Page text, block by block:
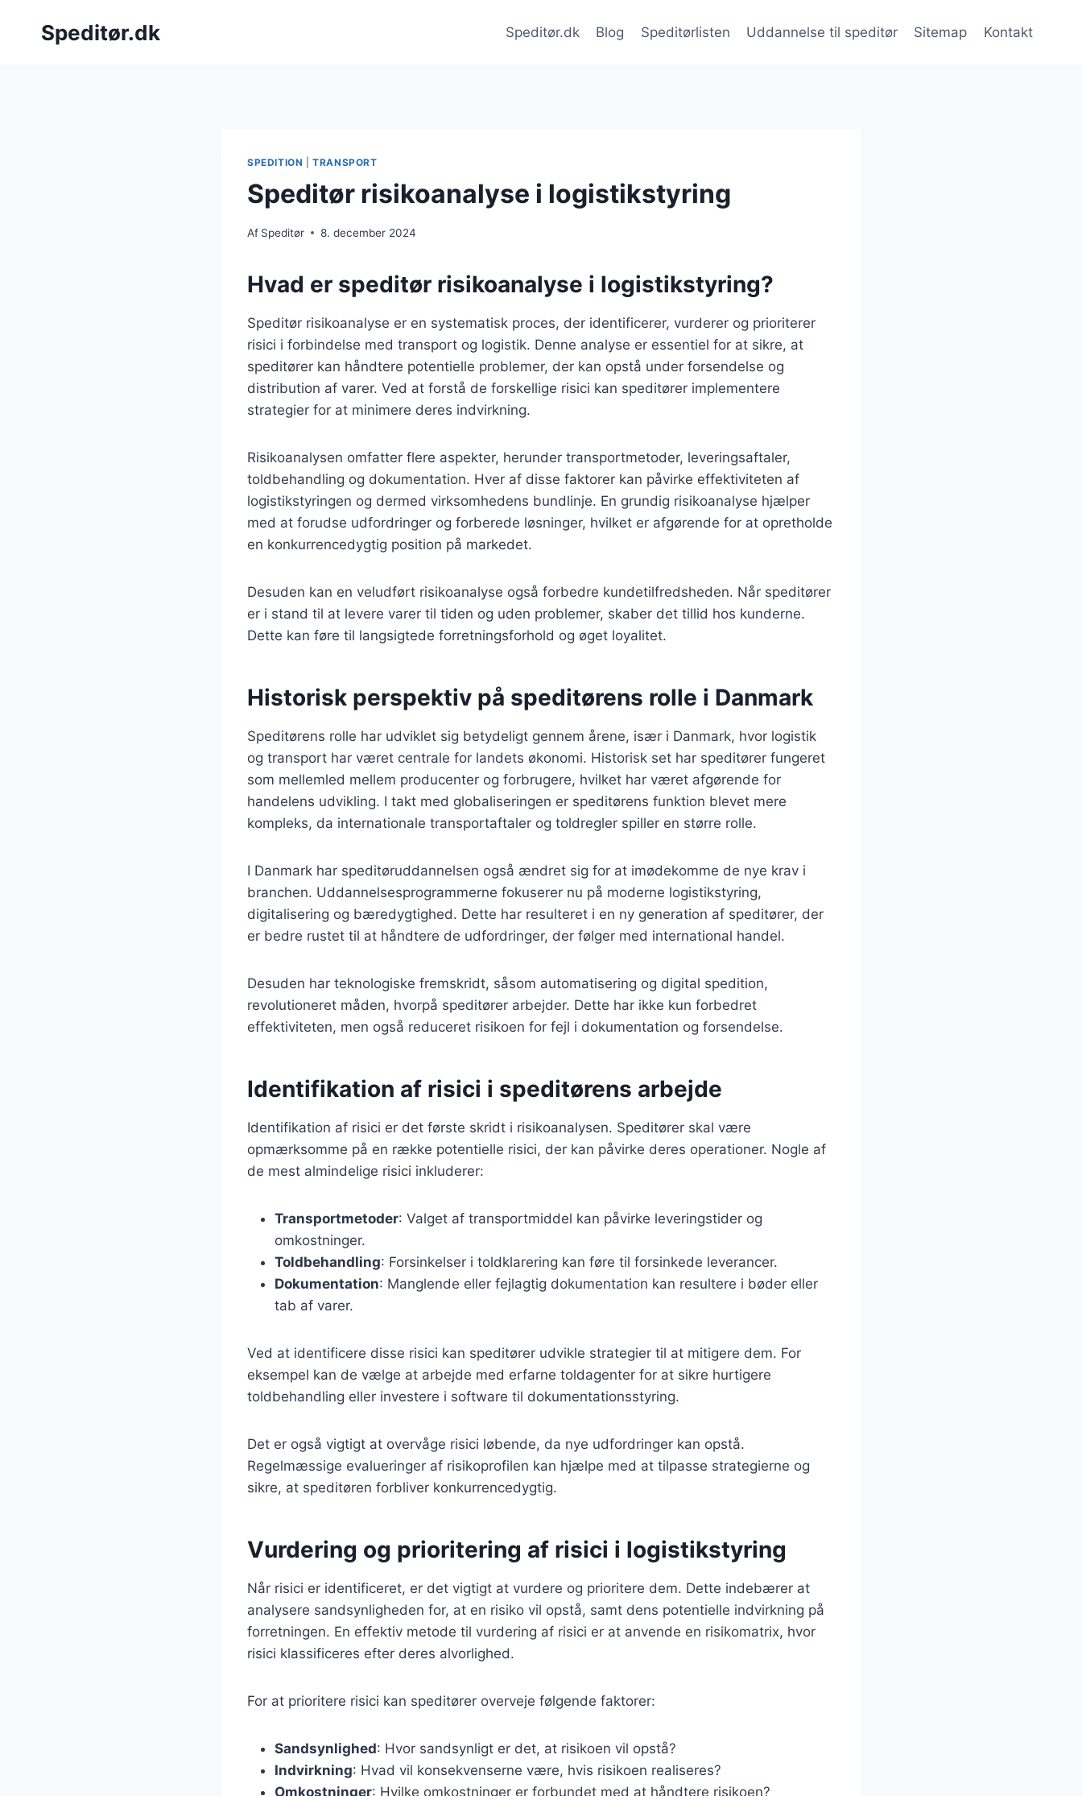
Speditør.dk Speditør.dk Blog Speditørlisten Uddannelse til speditør Sitemap Kontakt
SPEDITION |TRANSPORT
Speditør risikoanalyse i logistikstyring
Af Speditør 8. december 2024
Hvad er speditør risikoanalyse i logistikstyring?
Speditør risikoanalyse er en systematisk proces, der identificerer, vurderer og prioriterer
risici i forbindelse med transport og logistik. Denne analyse er essentiel for at sikre, at
speditører kan håndtere potentielle problemer, der kan opstå under forsendelse og
distribution af varer. Ved at forstå de forskellige risici kan speditører implementere
strategier for at minimere deres indvirkning.
Risikoanalysen omfatter flere aspekter, herunder transportmetoder, leveringsaftaler,
toldbehandling og dokumentation. Hver af disse faktorer kan påvirke effektiviteten af
logistikstyringen og dermed virksomhedens bundlinje. En grundig risikoanalyse hjælper
med at forudse udfordringer og forberede løsninger, hvilket er afgørende for at opretholde
en konkurrencedygtig position på markedet.
Desuden kan en veludført risikoanalyse også forbedre kundetilfredsheden. Når speditører
er i stand til at levere varer til tiden og uden problemer, skaber det tillid hos kunderne.
Dette kan føre til langsigtede forretningsforhold og øget loyalitet.
Historisk perspektiv på speditørens rolle i Danmark
Speditørens rolle har udviklet sig betydeligt gennem årene, især i Danmark, hvor logistik
og transport har været centrale for landets økonomi. Historisk set har speditører fungeret
som mellemled mellem producenter og forbrugere, hvilket har været afgørende for
handelens udvikling. I takt med globaliseringen er speditørens funktion blevet mere
kompleks, da internationale transportaftaler og toldregler spiller en større rolle.
I Danmark har speditøruddannelsen også ændret sig for at imødekomme de nye krav i
branchen. Uddannelsesprogrammerne fokuserer nu på moderne logistikstyring,
digitalisering og bæredygtighed. Dette har resulteret i en ny generation af speditører, der
er bedre rustet til at håndtere de udfordringer, der følger med international handel.
Desuden har teknologiske fremskridt, såsom automatisering og digital spedition,
revolutioneret måden, hvorpå speditører arbejder. Dette har ikke kun forbedret
effektiviteten, men også reduceret risikoen for fejl i dokumentation og forsendelse.
Identifikation af risici i speditørens arbejde
Identifikation af risici er det første skridt i risikoanalysen. Speditører skal være
opmærksomme på en række potentielle risici, der kan påvirke deres operationer. Nogle af
de mest almindelige risici inkluderer:
Transportmetoder: Valget af transportmiddel kan påvirke leveringstider og
omkostninger.
Toldbehandling: Forsinkelser i toldklarering kan føre til forsinkede leverancer.
Dokumentation: Manglende eller fejlagtig dokumentation kan resultere i bøder eller
tab af varer.
Ved at identificere disse risici kan speditører udvikle strategier til at mitigere dem. For
eksempel kan de vælge at arbejde med erfarne toldagenter for at sikre hurtigere
toldbehandling eller investere i software til dokumentationsstyring.
Det er også vigtigt at overvåge risici løbende, da nye udfordringer kan opstå.
Regelmæssige evalueringer af risikoprofilen kan hjælpe med at tilpasse strategierne og
sikre, at speditøren forbliver konkurrencedygtig.
Vurdering og prioritering af risici i logistikstyring
Når risici er identificeret, er det vigtigt at vurdere og prioritere dem. Dette indebærer at
analysere sandsynligheden for, at en risiko vil opstå, samt dens potentielle indvirkning på
forretningen. En effektiv metode til vurdering af risici er at anvende en risikomatrix, hvor
risici klassificeres efter deres alvorlighed.
For at prioritere risici kan speditører overveje følgende faktorer:
Sandsynlighed: Hvor sandsynligt er det, at risikoen vil opstå?
Indvirkning: Hvad vil konsekvenserne være, hvis risikoen realiseres?
Omkostninger: Hvilke omkostninger er forbundet med at håndtere risikoen?